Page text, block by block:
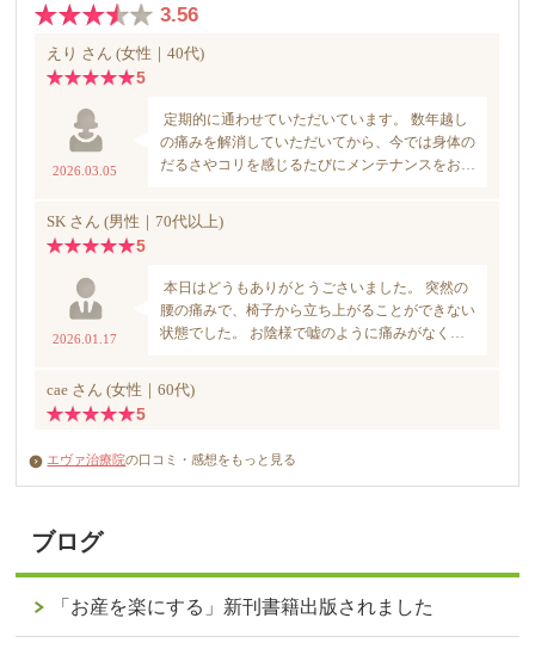
エヴァ治療院の口コミ・感想をもっと見る
ブログ
「お産を楽にする」新刊書籍出版されました